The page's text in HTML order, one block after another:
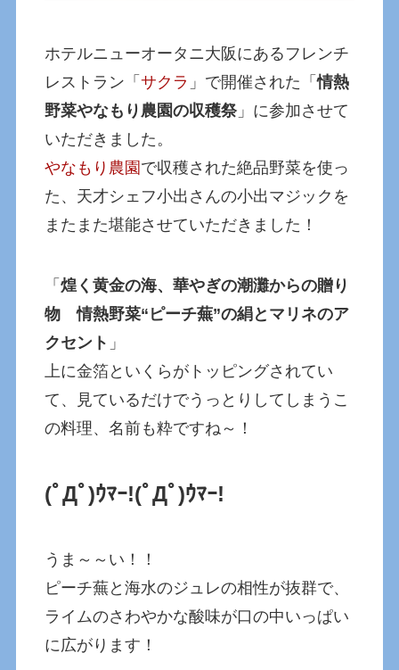
ホテルニューオータニ大阪にあるフレンチ
レストラン「サクラ 」で開催された「情熱
野菜やなもり農園の収穫祭 」に参加させて
いただきました。
やなもり農園 で収穫された絶品野菜を使っ
た、天才シェフ小出さんの小出マジックを
またまた堪能させていただきました！
「煌く黄金の海、華やぎの潮灘からの贈り
物 情熱野菜“ピーチ蕪”の絹とマリネのア
クセント 」
上に金箔といくらがトッピングされてい
て、見ているだけでうっとりしてしまうこ
の料理、名前も粋ですね～！
(ﾟДﾟ)ｳﾏｰ!(ﾟДﾟ)ｳﾏｰ!
うま～～い！！
ピーチ蕪と海水のジュレの相性が抜群で、
ライムのさわやかな酸味が口の中いっぱい
に広がります！